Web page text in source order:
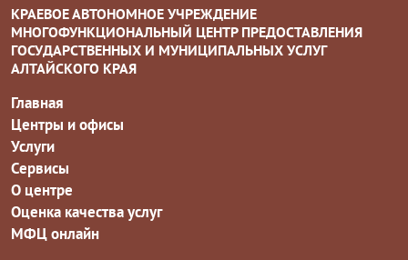
КРАЕВОЕ АВТОНОМНОЕ УЧРЕЖДЕНИЕ
МНОГОФУНКЦИОНАЛЬНЫЙ ЦЕНТР ПРЕДОСТАВЛЕНИЯ
ГОСУДАРСТВЕННЫХ И МУНИЦИПАЛЬНЫХ УСЛУГ
АЛТАЙСКОГО КРАЯ
Главная
Центры и офисы
Услуги
Сервисы
О центре
Оценка качества услуг
МФЦ онлайн